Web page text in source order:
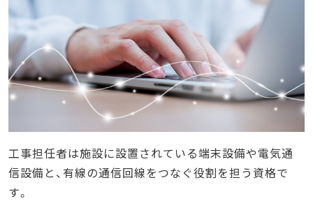
試験方式と試験範囲
合格ライン
試験手数料
総合通信（旧：AI・DD総合種）の学習方法
学習を進めるイメージ
合格に必要な勉強時間の目安
独学が難しい方や効率的に学びたい方は通信講
座の活用をおすすめ
工事担任者は施設に設置されている端末設備や電気通
信設備と、有線の通信回線をつなぐ役割を担う資格で
す。